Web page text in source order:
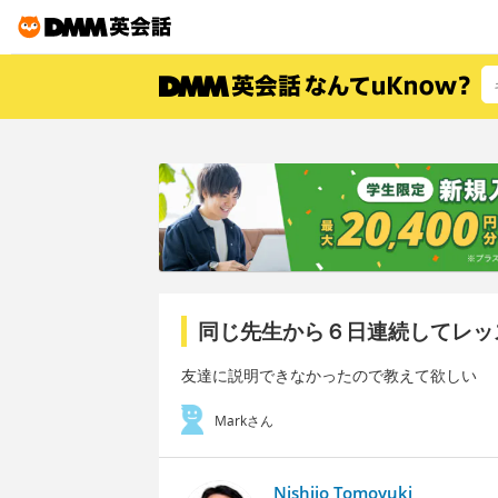
同じ先生から６日連続してレ
友達に説明できなかったので教えて欲しい
Markさん
Nishijo Tomoyuki